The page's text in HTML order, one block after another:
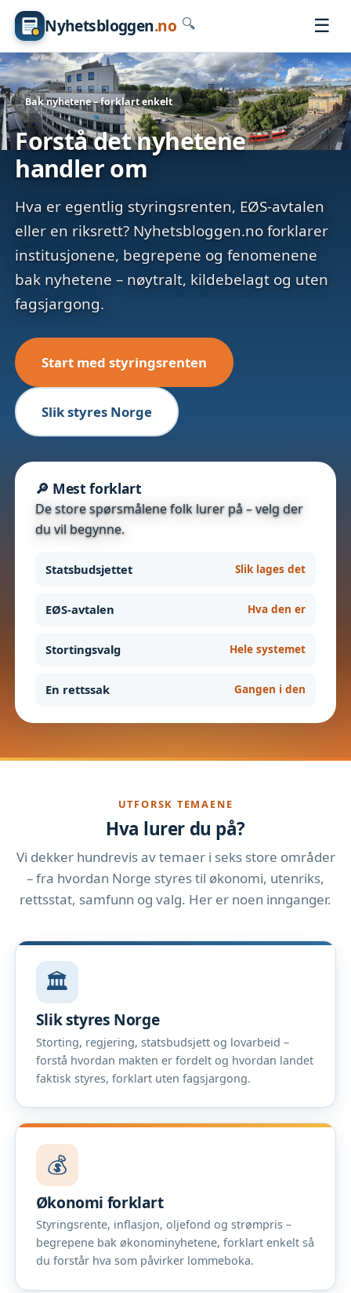
Nyhetsbloggen.no 🔍 ☰
Bak nyhetene – forklart enkelt
Forstå det nyhetene
handler om
Hva er egentlig styringsrenten, EØS-avtalen
eller en riksrett? Nyhetsbloggen.no forklarer
institusjonene, begrepene og fenomenene
bak nyhetene – nøytralt, kildebelagt og uten
fagsjargong.
Start med styringsrenten
Slik styres Norge
🔎 Mest forklart
De store spørsmålene folk lurer på – velg der
du vil begynne.
Statsbudsjettet Slik lages det
EØS-avtalen Hva den er
Stortingsvalg Hele systemet
En rettssak Gangen i den
UTFORSK TEMAENE
Hva lurer du på?
Vi dekker hundrevis av temaer i seks store områder
– fra hvordan Norge styres til økonomi, utenriks,
rettsstat, samfunn og valg. Her er noen innganger.
🏛️
Slik styres Norge
Storting, regjering, statsbudsjett og lovarbeid –
forstå hvordan makten er fordelt og hvordan landet
faktisk styres, forklart uten fagsjargong.
💰
Økonomi forklart
Styringsrente, inflasjon, oljefond og strømpris –
begrepene bak økonominyhetene, forklart enkelt så
du forstår hva som påvirker lommeboka.